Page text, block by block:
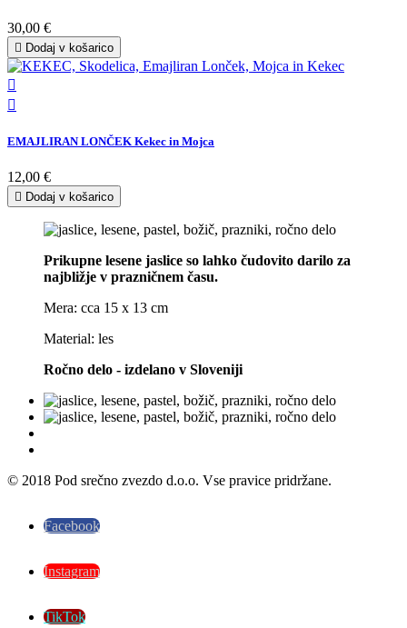
30,00 €
 Dodaj v košarico


EMAJLIRAN LONČEK Kekec in Mojca
12,00 €
 Dodaj v košarico
Prikupne lesene jaslice so lahko čudovito darilo za
najbližje v prazničnem času.
Mera: cca 15 x 13 cm
Material: les
Ročno delo - izdelano v Sloveniji
© 2018 Pod srečno zvezdo d.o.o. Vse pravice pridržane.
Facebook
Instagram
TikTok